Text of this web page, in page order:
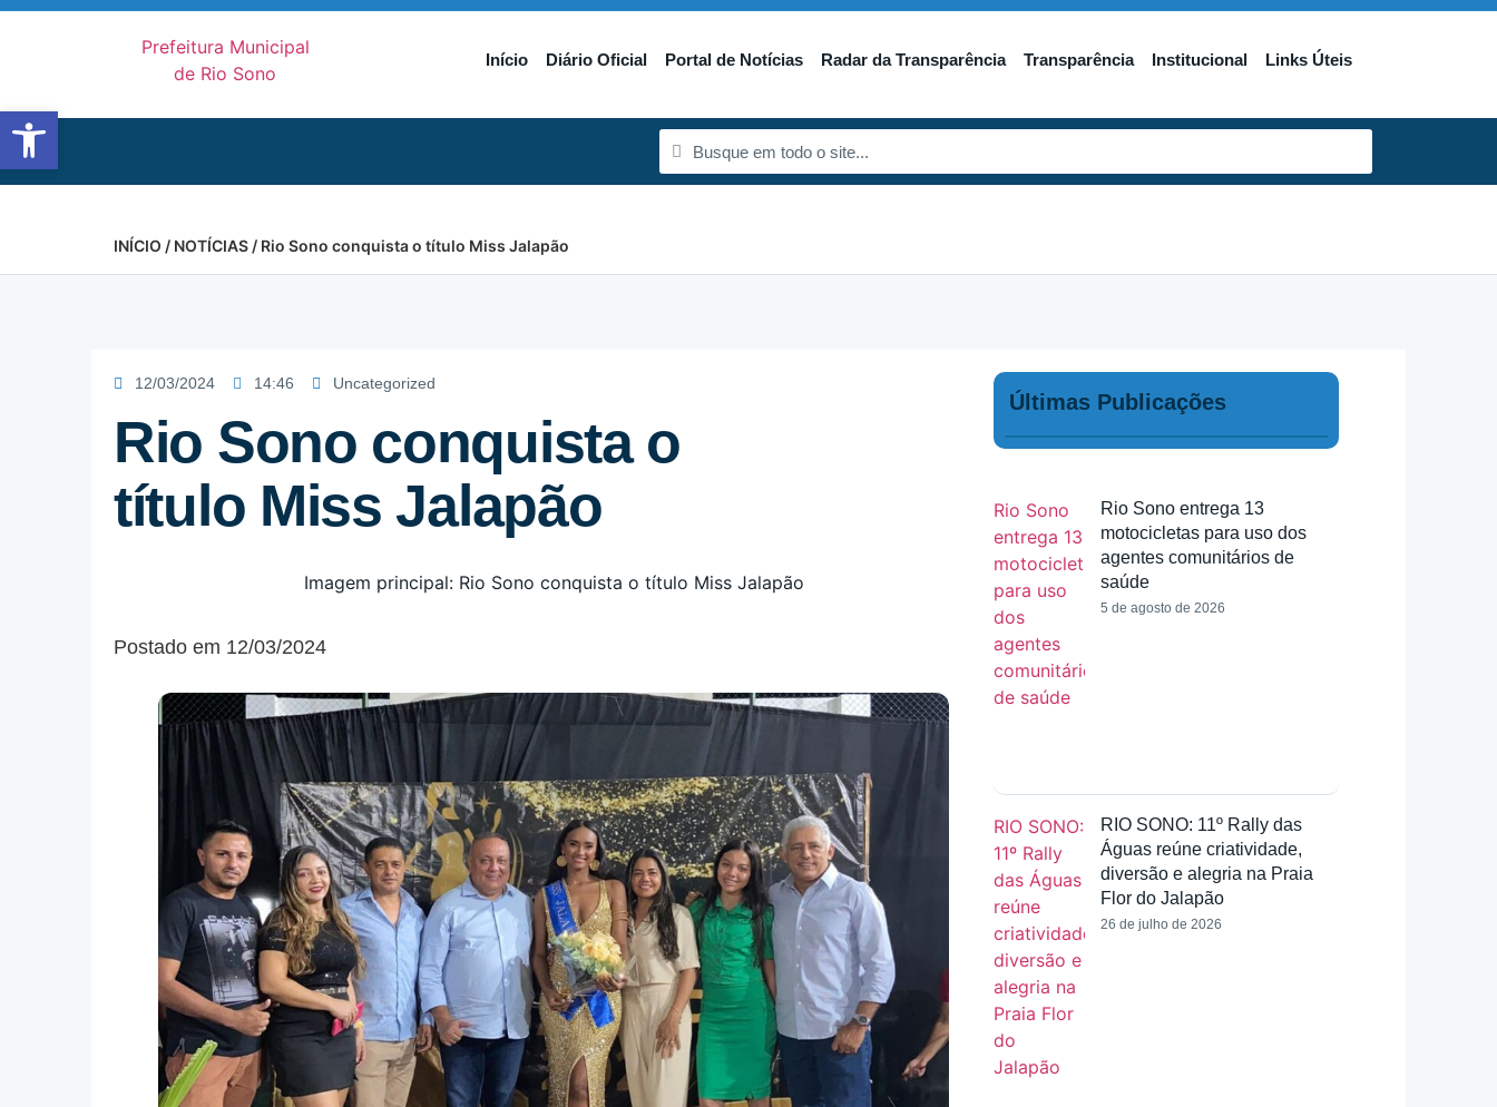
Início Diário Oficial Portal de Notícias Radar da Transparência Transparência Institucional Links Úteis
INÍCIO / NOTÍCIAS / Rio Sono conquista o título Miss Jalapão
12/03/2024 14:46 Uncategorized
Rio Sono conquista o
título Miss Jalapão
Postado em 12/03/2024
Últimas Publicações
Rio Sono entrega 13
motocicletas para uso dos
agentes comunitários de
saúde
5 de agosto de 2026
RIO SONO: 11º Rally das
Águas reúne criatividade,
diversão e alegria na Praia
Flor do Jalapão
26 de julho de 2026
Abrir a barra de ferramentas